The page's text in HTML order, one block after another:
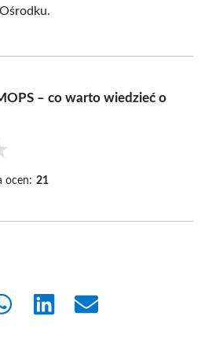
– co warto wiedzieć o
ocen: 21
Share
Share
Share